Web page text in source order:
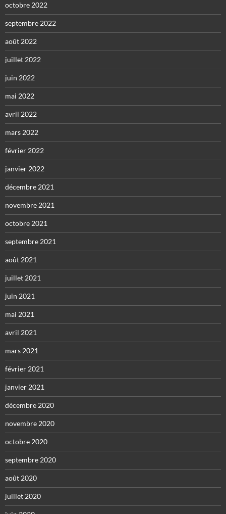
octobre 2022
septembre 2022
août 2022
juillet 2022
juin 2022
mai 2022
avril 2022
mars 2022
février 2022
janvier 2022
décembre 2021
novembre 2021
octobre 2021
septembre 2021
août 2021
juillet 2021
juin 2021
mai 2021
avril 2021
mars 2021
février 2021
janvier 2021
décembre 2020
novembre 2020
octobre 2020
septembre 2020
août 2020
juillet 2020